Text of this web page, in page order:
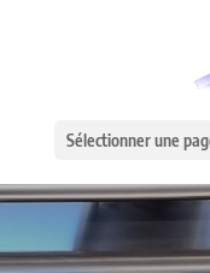
Sélectionner une